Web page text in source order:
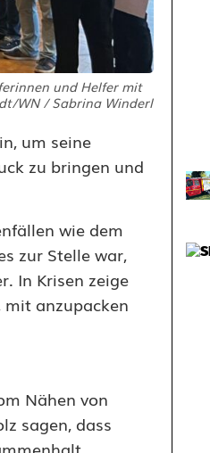
und Helfer mit
WN / Sabrina Winderl
um seine
zu bringen und
wie dem
zur Stelle war,
In Krisen zeige
anzupacken
Nähen von
sagen, dass